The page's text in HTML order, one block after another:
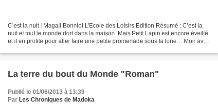
C’est la nuit ! Magali Bonniol L’Ecole des Loisirs Edition Résumé : C’est la
nuit et tout le monde dort dans la maison. Mais Petit Lapin est encore éveillé
et il en profite pour aller faire une petite promenade sous la lune… Mon avis
La terre du bout du Monde "Roman"
Publié le 01/06/2013 à 13:39
Par Les Chroniques de Madoka